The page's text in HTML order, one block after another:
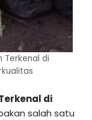
Terkenal di
di
salah satu